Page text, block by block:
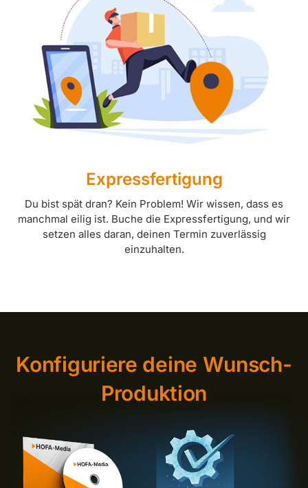
Expressfertigung
Du bist spät dran? Kein Problem! Wir wissen, dass es
manchmal eilig ist. Buche die Expressfertigung, und wir
setzen alles daran, deinen Termin zuverlässig
einzuhalten.
Konfiguriere deine Wunsch-
Produktion